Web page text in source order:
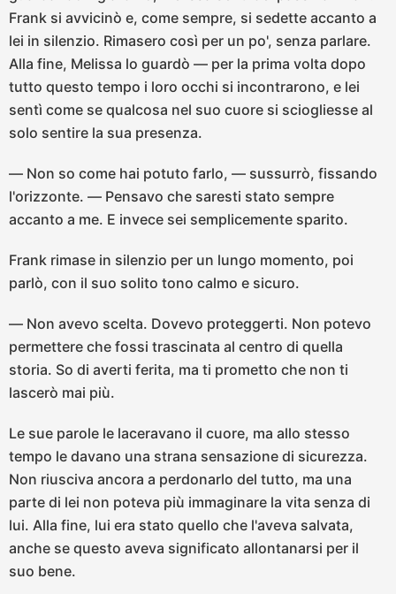
Frank si avvicinò e, come sempre, si sedette accanto a
lei in silenzio. Rimasero così per un po', senza parlare.
Alla fine, Melissa lo guardò — per la prima volta dopo
tutto questo tempo i loro occhi si incontrarono, e lei
sentì come se qualcosa nel suo cuore si sciogliesse al
solo sentire la sua presenza.
— Non so come hai potuto farlo, — sussurrò, fissando
l'orizzonte. — Pensavo che saresti stato sempre
accanto a me. E invece sei semplicemente sparito.
Frank rimase in silenzio per un lungo momento, poi
parlò, con il suo solito tono calmo e sicuro.
— Non avevo scelta. Dovevo proteggerti. Non potevo
permettere che fossi trascinata al centro di quella
storia. So di averti ferita, ma ti prometto che non ti
lascerò mai più.
Le sue parole le laceravano il cuore, ma allo stesso
tempo le davano una strana sensazione di sicurezza.
Non riusciva ancora a perdonarlo del tutto, ma una
parte di lei non poteva più immaginare la vita senza di
lui. Alla fine, lui era stato quello che l'aveva salvata,
anche se questo aveva significato allontanarsi per il
suo bene.